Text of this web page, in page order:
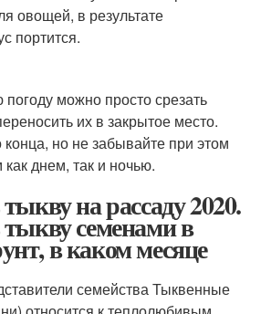
овощей, в результате
портится.
можно просто срезать
их в закрытое место.
конца, но не забывайте при этом
днем, так и ночью.
на рассаду 2020.
семенами в
в каком месяце
семейства Тыквенные